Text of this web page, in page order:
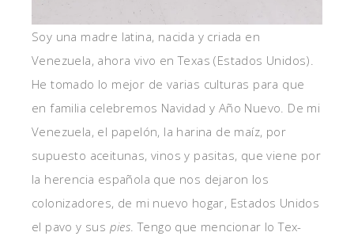
Soy una madre latina, nacida y criada en
Venezuela, ahora vivo en Texas (Estados Unidos).
He tomado lo mejor de varias culturas para que
en familia celebremos Navidad y Año Nuevo. De mi
Venezuela, el papelón, la harina de maíz, por
supuesto aceitunas, vinos y pasitas, que viene por
la herencia española que nos dejaron los
colonizadores, de mi nuevo hogar, Estados Unidos
el pavo y sus pies. Tengo que mencionar lo Tex-